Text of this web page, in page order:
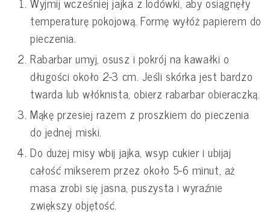
temperaturę pokojową. Formę wyłóż papierem do
pieczenia.
Rabarbar umyj, osusz i pokrój na kawałki o
długości około 2-3 cm. Jeśli skórka jest bardzo
twarda lub włóknista, obierz rabarbar obieraczką.
Mąkę przesiej razem z proszkiem do pieczenia
do jednej miski.
Do dużej misy wbij jajka, wsyp cukier i ubijaj
całość mikserem przez około 5-6 minut, aż
masa zrobi się jasna, puszysta i wyraźnie
zwiększy objętość.